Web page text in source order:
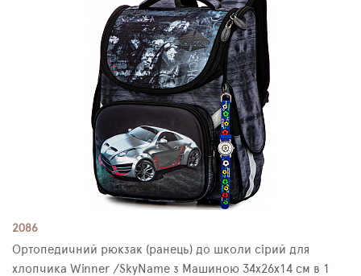
2086
Ортопедичний рюкзак (ранець) до школи сірий для
хлопчика Winner /SkyName з Машиною 34х26х14 см в 1